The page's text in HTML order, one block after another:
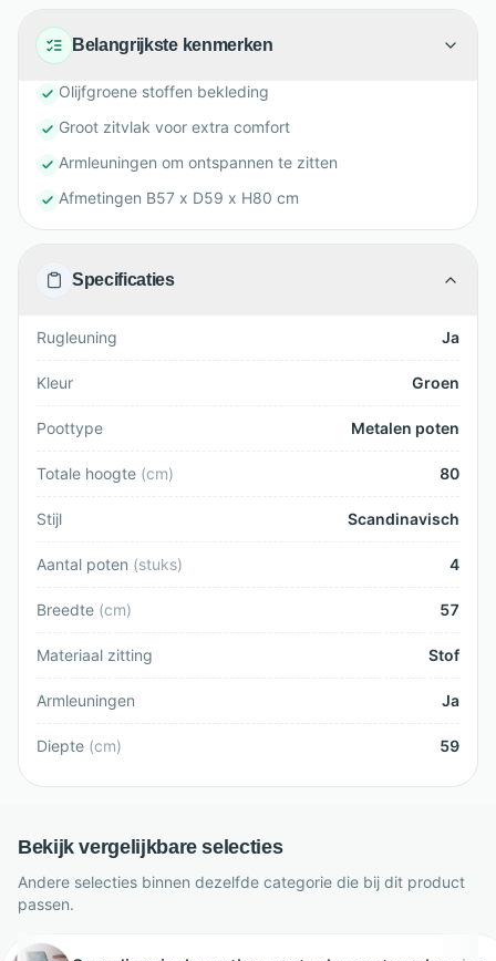
Belangrijkste kenmerken
Olijfgroene stoffen bekleding
Groot zitvlak voor extra comfort
Armleuningen om ontspannen te zitten
Afmetingen B57 x D59 x H80 cm
Specificaties
Rugleuning Ja
Kleur Groen
Poottype Metalen poten
Totale hoogte (cm) 80
Stijl Scandinavisch
Aantal poten (stuks) 4
Breedte (cm) 57
Materiaal zitting Stof
Armleuningen Ja
Diepte (cm) 59
Bekijk vergelijkbare selecties
Andere selecties binnen dezelfde categorie die bij dit product
passen.